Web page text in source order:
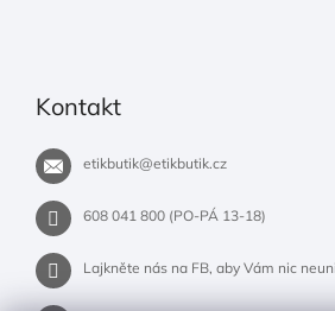
Kontakt
etikbutik@etikbutik.cz
608 041 800 (PO-PÁ 13-18)
Lajkněte nás na FB, aby Vám nic